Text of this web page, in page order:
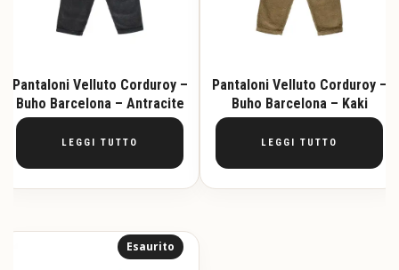
Pantaloni Velluto Corduroy –
Buho Barcelona – Antracite
LEGGI TUTTO
Pantaloni Velluto Corduroy –
Buho Barcelona – Kaki
LEGGI TUTTO
Esaurito